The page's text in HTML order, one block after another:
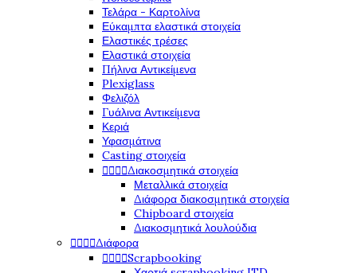
Τελάρα - Καρτολίνα
Εύκαμπτα ελαστικά στοιχεία
Ελαστικές τρέσες
Ελαστικά στοιχεία
Πήλινα Αντικείμενα
Plexiglass
Φελιζόλ
Γυάλινα Αντικείμενα
Κεριά
Υφασμάτινα
Casting στοιχεία
Διακοσμητικά στοιχεία
Μεταλλικά στοιχεία
Διάφορα διακοσμητικά στοιχεία
Chipboard στοιχεία
Διακοσμητικά λουλούδια
Διάφορα
Scrapbooking